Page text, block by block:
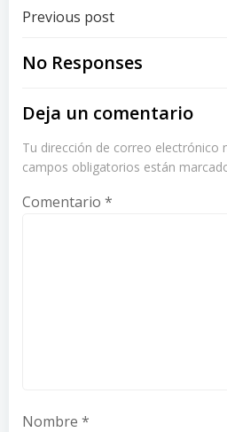
Post
navigation
Previous post
No Responses
Deja un comentario
Tu dirección de correo electrónico
campos obligatorios están
Comentario *
Nombre *